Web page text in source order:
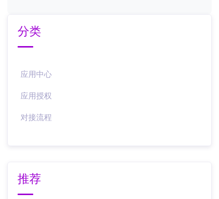
分类
应用中心
应用授权
对接流程
推荐